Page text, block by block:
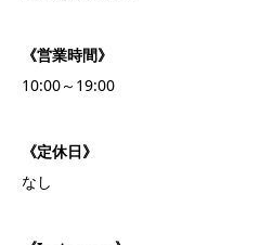
《営業時間》
10:00～19:00
《定休日》
なし